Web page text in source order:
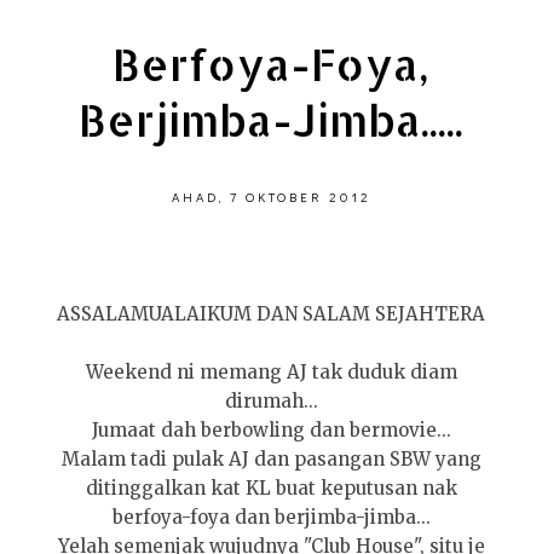
Berfoya-Foya,
Berjimba-Jimba.....
AHAD, 7 OKTOBER 2012
ASSALAMUALAIKUM DAN SALAM SEJAHTERA
Weekend ni memang AJ tak duduk diam
dirumah...
Jumaat dah berbowling dan bermovie...
Malam tadi pulak AJ dan pasangan SBW yang
ditinggalkan kat KL buat keputusan nak
berfoya-foya dan berjimba-jimba...
Yelah semenjak wujudnya "Club House", situ je